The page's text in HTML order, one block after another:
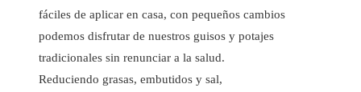
Enlaces
fáciles de aplicar en casa, con pequeños cambios
podemos disfrutar de nuestros guisos y potajes
tradicionales sin renunciar a la salud.
Reduciendo grasas, embutidos y sal,